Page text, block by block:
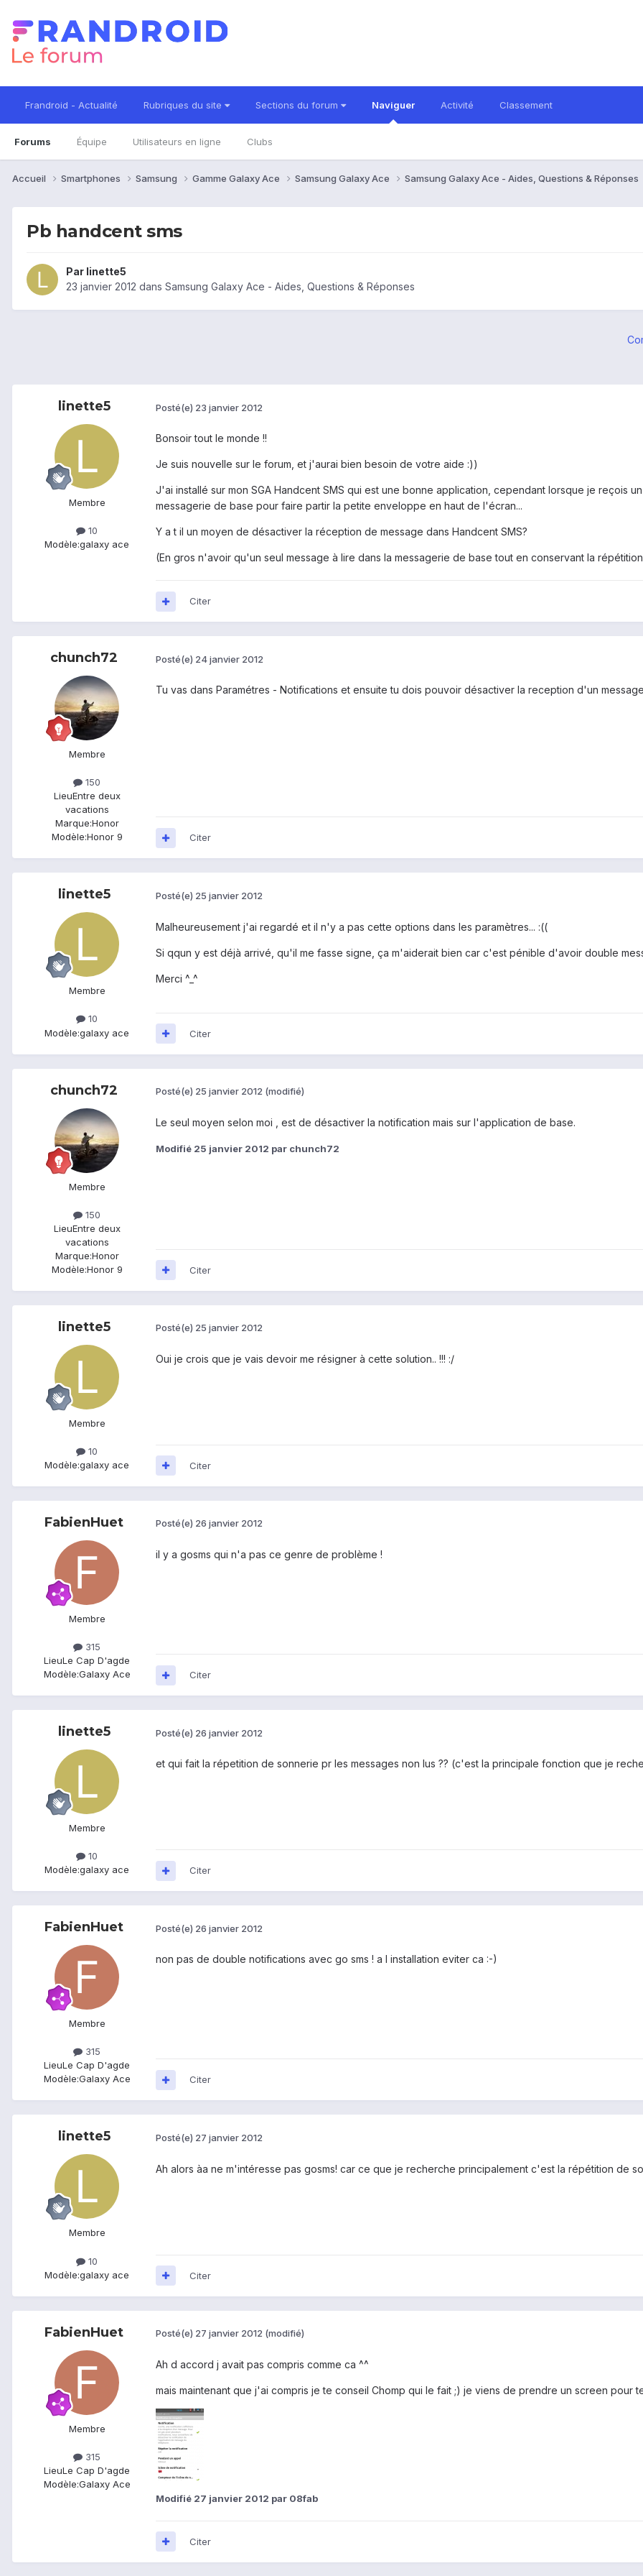
Frandroid - Actualité Rubriques du site Sections du forum Naviguer
Forums Équipe Utilisateurs en ligne Clubs
Activité Classement
Accueil Smartphones Samsung Gamme Galaxy Ace Samsung Galaxy Ace Samsung Galaxy Ace - Aides, Questions & Réponses
Pb handcent sms
Par linette5
23 janvier 2012 dans Samsung Galaxy Ace - Aides, Questions & Réponses
linette5
Membre
10
Modèle:galaxy ace
Posté(e) 23 janvier 2012
Bonsoir tout le monde !!
Je suis nouvelle sur le forum, et j'aurai bien besoin de votre aide :))
J'ai installé sur mon SGA Handcent SMS qui est une bonne application, cependant lorsque je reçois
messagerie de base pour faire partir la petite enveloppe en haut de l'écran...
Y a t il un moyen de désactiver la réception de message dans Handcent SMS?
(En gros n'avoir qu'un seul message à lire dans la messagerie de base tout en conservant la
Citer
chunch72
Membre
150
LieuEntre deux
vacations
Marque:Honor
Modèle:Honor 9
Posté(e) 24 janvier 2012
Tu vas dans Paramétres - Notifications et ensuite tu dois pouvoir désactiver la reception d'un
Citer
linette5
Membre
10
Modèle:galaxy ace
Posté(e) 25 janvier 2012
Malheureusement j'ai regardé et il n'y a pas cette options dans les paramètres... :((
Si qqun y est déjà arrivé, qu'il me fasse signe, ça m'aiderait bien car c'est pénible d'avoir double
Merci ^_^
Citer
chunch72
Membre
150
LieuEntre deux
vacations
Marque:Honor
Modèle:Honor 9
Posté(e) 25 janvier 2012 (modifié)
Le seul moyen selon moi , est de désactiver la notification mais sur l'application de base.
Modifié 25 janvier 2012 par chunch72
Citer
linette5
Membre
10
Modèle:galaxy ace
Posté(e) 25 janvier 2012
Oui je crois que je vais devoir me résigner à cette solution.. !!! :/
Citer
FabienHuet
Membre
315
LieuLe Cap D'agde
Modèle:Galaxy Ace
Posté(e) 26 janvier 2012
il y a gosms qui n'a pas ce genre de problème !
Citer
linette5
Membre
10
Modèle:galaxy ace
Posté(e) 26 janvier 2012
et qui fait la répetition de sonnerie pr les messages non lus ?? (c'est la principale fonction que je
Citer
FabienHuet
Membre
315
LieuLe Cap D'agde
Modèle:Galaxy Ace
Posté(e) 26 janvier 2012
non pas de double notifications avec go sms ! a l installation eviter ca :-)
Citer
linette5
Membre
10
Modèle:galaxy ace
Posté(e) 27 janvier 2012
Ah alors àa ne m'intéresse pas gosms! car ce que je recherche principalement c'est la répétition de
Citer
FabienHuet
Membre
315
LieuLe Cap D'agde
Modèle:Galaxy Ace
Posté(e) 27 janvier 2012 (modifié)
Ah d accord j avait pas compris comme ca ^^
mais maintenant que j'ai compris je te conseil Chomp qui le fait ;) je viens de prendre un screen pour
Modifié 27 janvier 2012 par 08fab
Citer